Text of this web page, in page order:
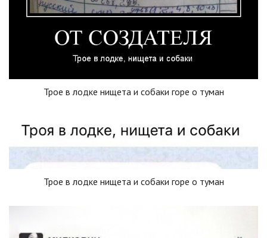
Трое в лодке нищета и собаки горе о туман
Трое в лодке нищета и собаки горе о туман